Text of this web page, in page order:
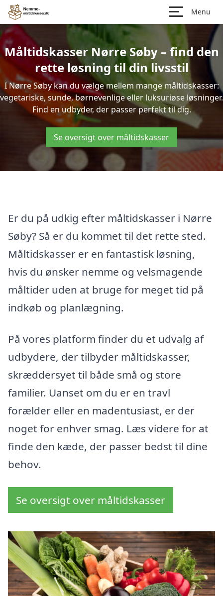
Menu
Måltidskasser Nørre Søby – find den
rette løsning til din livsstil
I Nørre Søby kan du vælge mellem mange måltidskasser:
vegetariske, sunde, børnevenlige eller luksuriøse løsninger.
Find en udbyder, der passer perfekt til dig.
Se oversigt over måltidskasser
Er du på udkig efter måltidskasser i Nørre
Søby? Så er du kommet til det rette sted.
Måltidskasser er en fantastisk løsning,
hvis du ønsker nemme og velsmagende
måltider uden at bruge for meget tid på
indkøb og planlægning.
På vores platform finder du et udvalg af
udbydere, der tilbyder måltidskasser,
skræddersyet til både små og store
familier. Uanset om du er en travl
forælder eller en madentusiast, er der
noget for enhver smag. Læs videre for at
finde den kæde, der passer bedst til dine
behov.
Se oversigt over måltidskasser